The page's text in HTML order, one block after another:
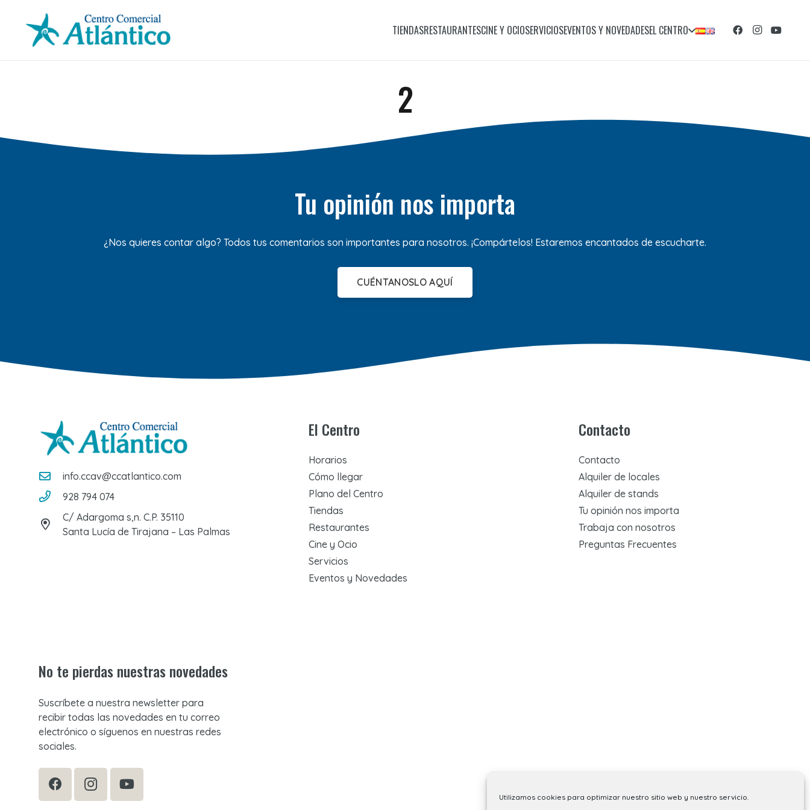
Utilizamos cookies para optimizar nuestro sitio web y nuestro servicio.
TIENDASRESTAURANTESCINE Y OCIOSERVICIOSEVENTOS Y NOVEDADESEL CENTRO
2
Tu opinión nos importa
¿Nos quieres contar algo? Todos tus comentarios son importantes para nosotros. ¡Compártelos! Estaremos encantados de escucharte.
CUÉNTANOSLO AQUÍ
info.ccav@ccatlantico.com
928 794 074
C/ Adargoma s,n. C.P. 35110
Santa Lucía de Tirajana – Las Palmas
El Centro
Horarios
Cómo llegar
Plano del Centro
Tiendas
Restaurantes
Cine y Ocio
Servicios
Eventos y Novedades
Contacto
Contacto
Alquiler de locales
Alquiler de stands
Tu opinión nos importa
Trabaja con nosotros
Preguntas Frecuentes
No te pierdas nuestras novedades
Suscríbete a nuestra newsletter para
recibir todas las novedades en tu correo
electrónico o síguenos en nuestras redes
sociales.